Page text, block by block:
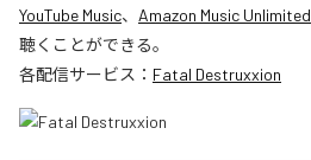
YouTube Music、 Amazon Music Unlimited
聴くことができる。
各配信サービス： Fatal Destruxxion